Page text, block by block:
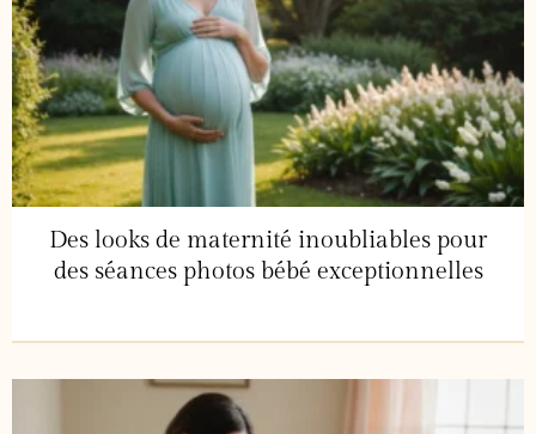
Des looks de maternité inoubliables pour
des séances photos bébé exceptionnelles